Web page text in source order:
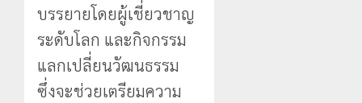
บรรยายโดยผู้เชี่ยวชาญ
ระดับโลก และกิจกรรม
แลกเปลี่ยนวัฒนธรรม
ซึ่งจะช่วยเตรียมความ